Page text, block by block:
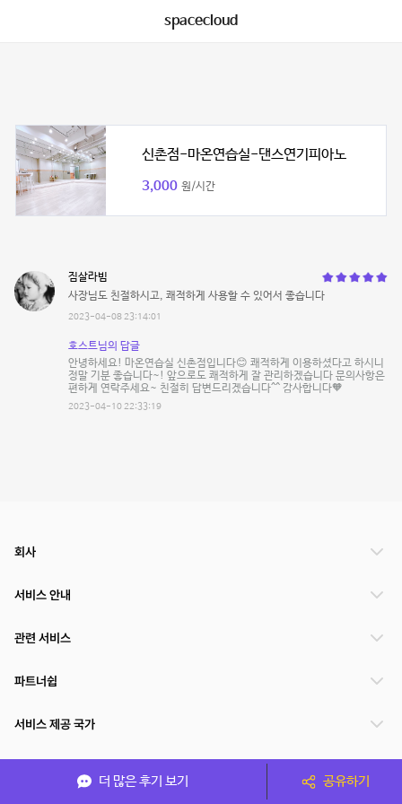
spacecloud
신촌점-마온연습실-댄스연기피아노
3,000 원/시간
짐살라빔
사장님도 친절하시고, 쾌적하게 사용할 수 있어서 좋습니다
2023-04-08 23:14:01
호스트님의 답글
안녕하세요! 마온연습실 신촌점입니다😊 쾌적하게 이용하셨다고 하시니
정말 기분 좋습니다~! 앞으로도 쾌적하게 잘 관리하겠습니다 문의사항은
편하게 연락주세요~ 친절히 답변드리겠습니다^^ 감사합니다🧡
2023-04-10 22:33:19
더 많은 후기 보기 공유하기
회사
서비스 안내
관련 서비스
파트너쉽
서비스 제공 국가
(주)NSPACE 사업자정보